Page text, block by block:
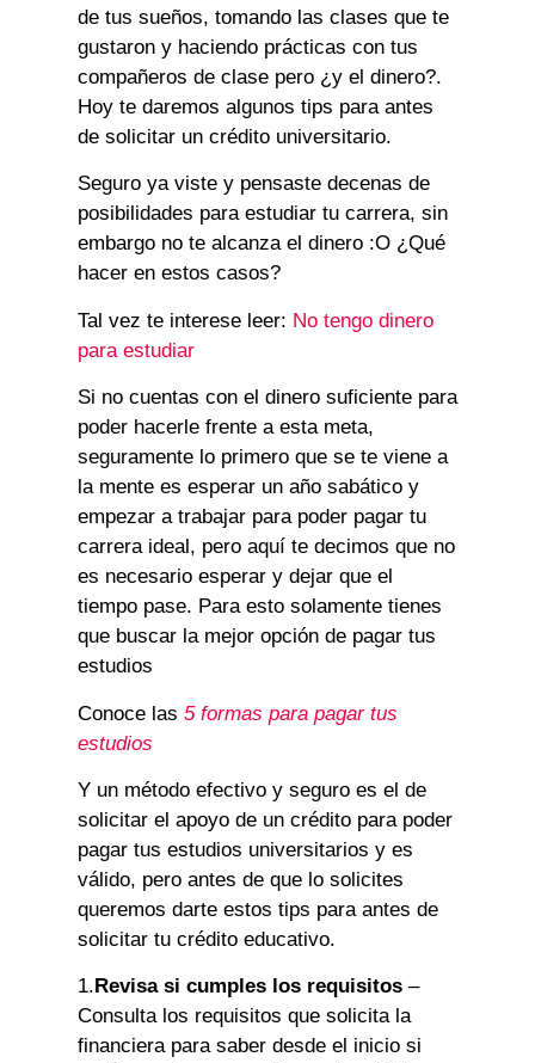
de tus sueños, tomando las clases que te
gustaron y haciendo prácticas con tus
compañeros de clase pero ¿y el dinero?.
Hoy te daremos algunos tips para antes
de solicitar un crédito universitario.
Seguro ya viste y pensaste decenas de
posibilidades para estudiar tu carrera, sin
embargo no te alcanza el dinero :O ¿Qué
hacer en estos casos?
Tal vez te interese leer: No tengo dinero
para estudiar
Si no cuentas con el dinero suficiente para
poder hacerle frente a esta meta,
seguramente lo primero que se te viene a
la mente es esperar un año sabático y
empezar a trabajar para poder pagar tu
carrera ideal, pero aquí te decimos que no
es necesario esperar y dejar que el
tiempo pase. Para esto solamente tienes
que buscar la mejor opción de pagar tus
estudios
Conoce las 5 formas para pagar tus
estudios
Y un método efectivo y seguro es el de
solicitar el apoyo de un crédito para poder
pagar tus estudios universitarios y es
válido, pero antes de que lo solicites
queremos darte estos tips para antes de
solicitar tu crédito educativo.
1. Revisa si cumples los requisitos –
Consulta los requisitos que solicita la
financiera para saber desde el inicio si